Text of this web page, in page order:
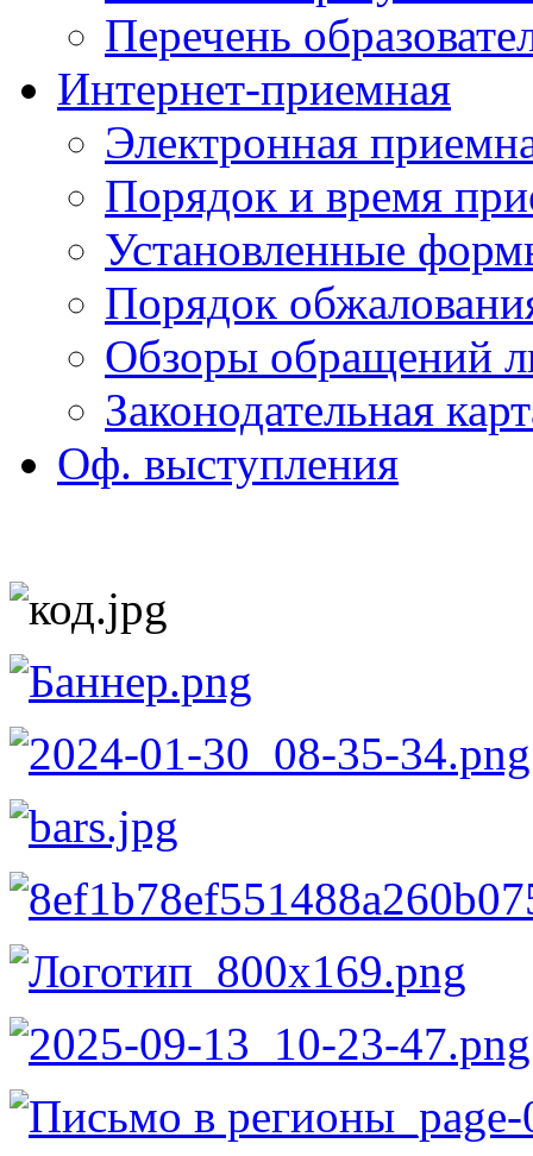
Перечень
Интернет-приемная
Электронная
Порядок и время
Установленные
Порядок
Обзоры обращений
Законодательная
Оф. выступления